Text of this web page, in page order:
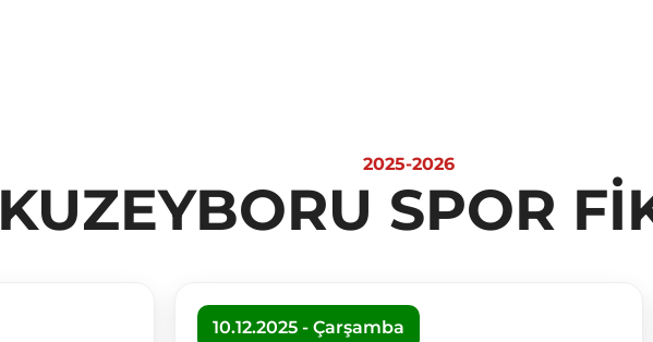
2025-2026
KUZEYBORU SPOR
10.12.2025 - Çarşamba